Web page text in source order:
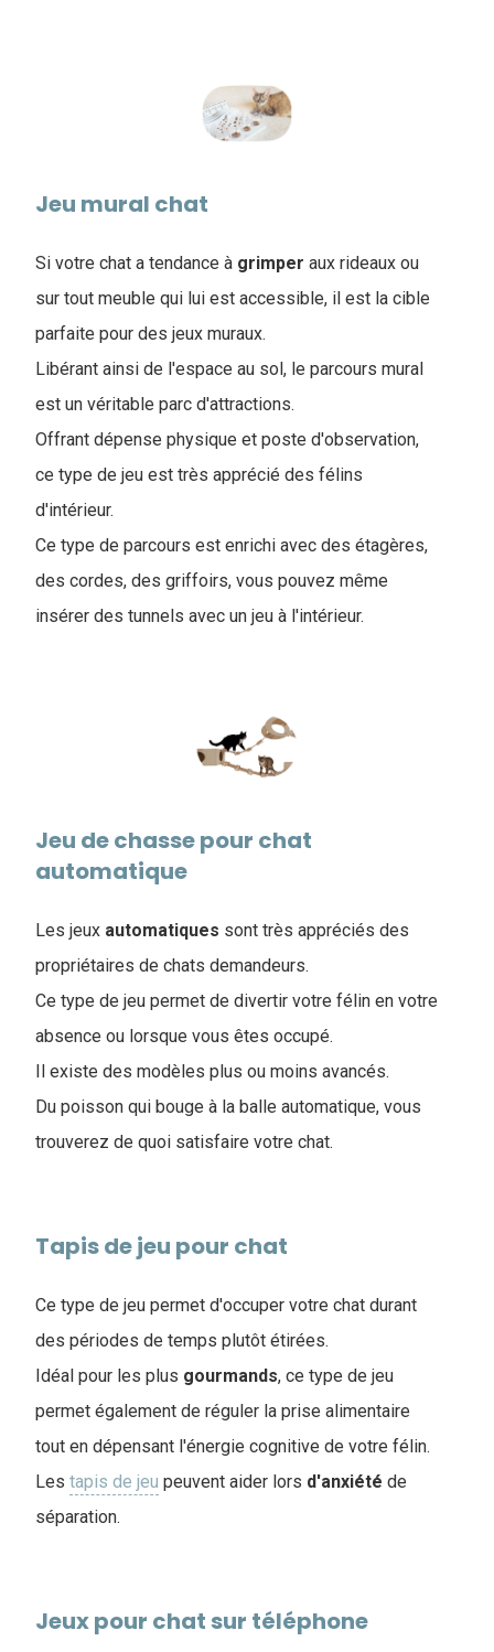
Jeu mural chat
Si votre chat a tendance à grimper aux rideaux ou
sur tout meuble qui lui est accessible, il est la cible
parfaite pour des jeux muraux.
Libérant ainsi de l'espace au sol, le parcours mural
est un véritable parc d'attractions.
Offrant dépense physique et poste d'observation,
ce type de jeu est très apprécié des félins
d'intérieur.
Ce type de parcours est enrichi avec des étagères,
des cordes, des griffoirs, vous pouvez même
insérer des tunnels avec un jeu à l'intérieur.
Jeu de chasse pour chat
automatique
Les jeux automatiques sont très appréciés des
propriétaires de chats demandeurs.
Ce type de jeu permet de divertir votre félin en votre
absence ou lorsque vous êtes occupé.
Il existe des modèles plus ou moins avancés.
Du poisson qui bouge à la balle automatique, vous
trouverez de quoi satisfaire votre chat.
Tapis de jeu pour chat
Ce type de jeu permet d'occuper votre chat durant
des périodes de temps plutôt étirées.
Idéal pour les plus gourmands, ce type de jeu
permet également de réguler la prise alimentaire
tout en dépensant l'énergie cognitive de votre félin.
Les tapis de jeu peuvent aider lors d'anxiété de
séparation.
Jeux pour chat sur téléphone